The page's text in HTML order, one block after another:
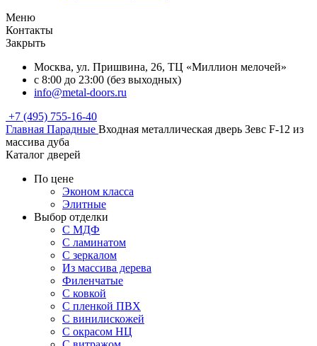
Меню
Контакты
Закрыть
Москва, ул. Пришвина, 26, ТЦ «Миллион мелочей»
с 8:00 до 23:00 (без выходных)
info@metal-doors.ru
+7 (495) 755-16-40
Главная Парадные Входная металлическая дверь Зевс F-12 из
массива дуба
Каталог дверей
По цене
Эконом класса
Элитные
Выбор отделки
С МДФ
С ламинатом
С зеркалом
Из массива дерева
Филенчатые
С ковкой
С пленкой ПВХ
С винилискожей
С окрасом НЦ